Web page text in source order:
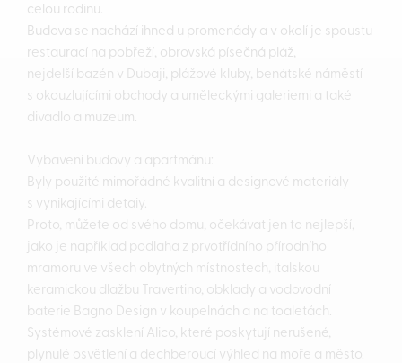
celou rodinu.
Budova se nachází ihned u promenády a v okolí je spoustu
restaurací na pobřeží, obrovská písečná pláž,
nejdelší bazén v Dubaji, plážové kluby, benátské náměstí
s okouzlujícími obchody a uměleckými galeriemi a také
divadlo a muzeum.
Vybavení budovy a apartmánu:
Byly použité mimořádné kvalitní a designové materiály
s vynikajícími detaiy.
Proto, můžete od svého domu, očekávat jen to nejlepší,
jako je například podlaha z prvotřídního přírodního
mramoru ve všech obytných místnostech, italskou
keramickou dlažbu Travertino, obklady a vodovodní
baterie Bagno Design v koupelnách a na toaletách.
Systémové zasklení Alico, které poskytují nerušené,
plynulé osvětlení a dechberoucí výhled na moře a město.